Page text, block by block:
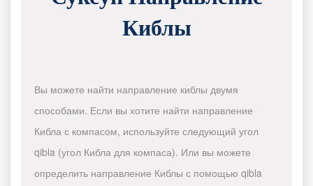
Киблы
Вы можете найти направление киблы двумя
способами. Если вы хотите найти направление
Кибла с компасом, используйте следующий угол
qibla (угол Кибла для компаса). Или вы можете
определить направление Киблы с помощью qibla